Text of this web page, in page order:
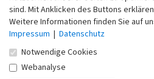
Nachricht
sind. Mit Anklicken des Buttons
Weitere Informationen finden Sie auf
Impressum | Datenschutz
Notwendige Cookies
Webanalyse